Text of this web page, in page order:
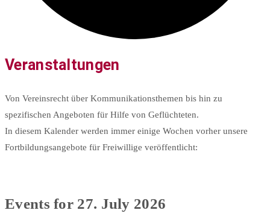
Veranstaltungen
Von Vereinsrecht über Kommunikationsthemen bis hin zu
spezifischen Angeboten für Hilfe von Geflüchteten.
In diesem Kalender werden immer einige Wochen vorher unsere
Fortbildungsangebote für Freiwillige veröffentlicht:
Events for 27. July 2026